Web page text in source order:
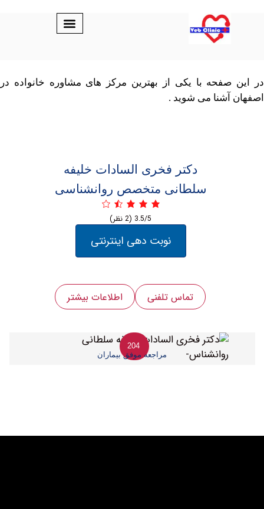
صفحه با یکی از بهترین مرکز های مشاوره خانواده در
آشنا می شوید .
دکتر فخری السادات خلیفه
سلطانی متخصص روانشناسی
نوبت دهی اینترنتی
تماس تلفنی اطلاعات بیشتر
مراجعه موفق بیماران